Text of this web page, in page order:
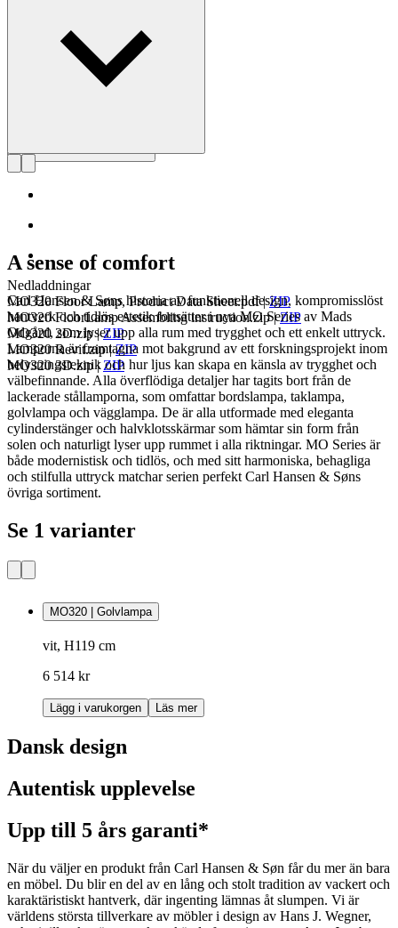
Nedladdningar
MO320 Floor Lamp, Product Data Sheet.pdf|ZIP
MO320 FloorLamp Assembling instruction.zip|ZIP
MO320 2D.zip|ZIP
MO320 Revit.zip|ZIP
MO320 3D.zip|ZIP
A sense of comfort
Carl Hansen & Søns historia av funktionell design, kompromisslöst
hantverk och tidlös estetik fortsätter i nya MO Series av Mads
Odgård, som lyser upp alla rum med trygghet och ett enkelt uttryck.
Lamporna är framtagna mot bakgrund av ett forskningsprojekt inom
belysningsteknik och hur ljus kan skapa en känsla av trygghet och
välbefinnande. Alla överflödiga detaljer har tagits bort från de
lackerade stållamporna, som omfattar bordslampa, taklampa,
golvlampa och vägglampa. De är alla utformade med eleganta
cylinderstänger och halvklotsskärmar som hämtar sin form från
solen och naturligt lyser upp rummet i alla riktningar. MO Series är
både modernistisk och tidlös, och med sitt harmoniska, behagliga
och stilfulla uttryck matchar serien perfekt Carl Hansen & Søns
övriga sortiment.
Se 1 varianter
MO320 | Golvlampa
vit, H119 cm
6 514 kr
Lägg i varukorgen Läs mer
Dansk design
Autentisk upplevelse
Upp till 5 års garanti*
När du väljer en produkt från Carl Hansen & Søn får du mer än bara
en möbel. Du blir en del av en lång och stolt tradition av vackert och
karaktäristiskt hantverk, där ingenting lämnas åt slumpen. Vi är
världens största tillverkare av möbler i design av Hans J. Wegner,